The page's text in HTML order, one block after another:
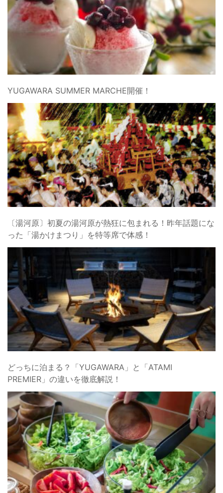
YUGAWARA SUMMER MARCHE開催！
〔湯河原〕初夏の湯河原が熱狂に包まれる！昨年話題にな
った「湯かけまつり」を特等席で体感！
どっちに泊まる？「YUGAWARA」と「ATAMI
PREMIER」の違いを徹底解説！